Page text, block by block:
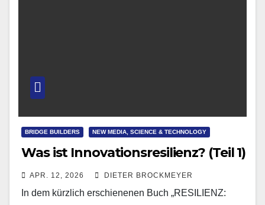
BRIDGE BUILDERS NEW MEDIA, SCIENCE & TECHNOLOGY
Was ist Innovationsresilienz? (Teil 1)
APR. 12, 2026 DIETER BROCKMEYER
In dem kürzlich erschienenen Buch „RESILIENZ: